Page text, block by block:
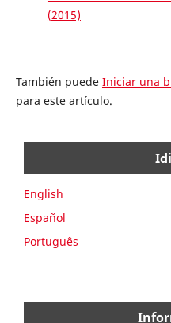
(2015)
También puede Iniciar una
para este artículo.
English
Español
Português